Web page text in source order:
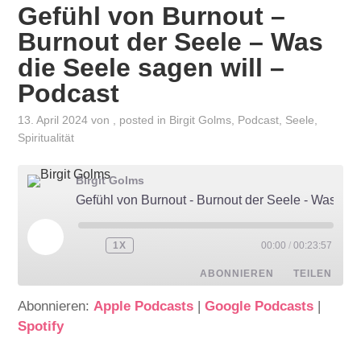
Gefühl von Burnout –
Burnout der Seele – Was
die Seele sagen will –
Podcast
13. April 2024 von , posted in Birgit Golms, Podcast, Seele,
Spiritualität
Birgit Golms
1X 00:00 / 00:23:57
ABONNIEREN TEILEN
TEILEN
Abonnieren:Apple Podcasts |Google Podcasts
Spotify